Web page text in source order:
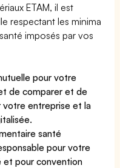
ETAM, il est
respectant les minima
imposés par vos
pour votre
decomparer et de
votre entreprise et la
santé
pour votre
pour convention